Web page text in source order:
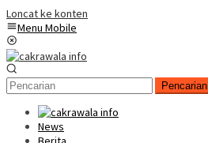
Loncat ke konten
Menu Mobile
Pencarian
News